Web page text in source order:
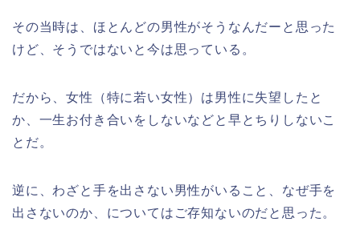
その当時は、ほとんどの男性がそうなんだーと思った
けど、そうではないと今は思っている。
だから、女性（特に若い女性）は男性に失望したと
か、一生お付き合いをしないなどと早とちりしないこ
とだ。
逆に、わざと手を出さない男性がいること、なぜ手を
出さないのか、についてはご存知ないのだと思った。